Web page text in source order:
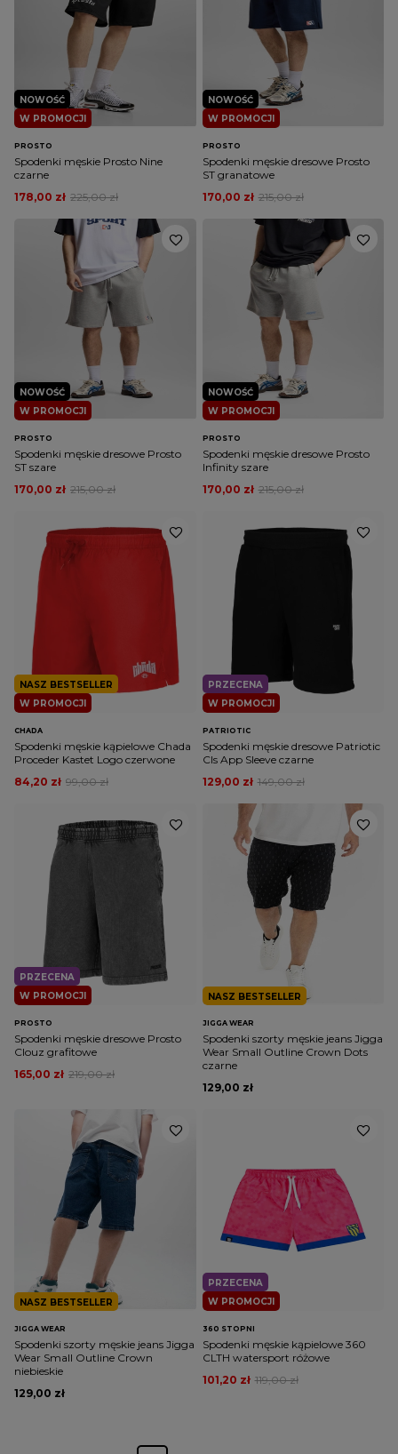
W PROMOCJI
NOWOŚĆ
PROSTO
Spodenki męskie Prosto Nine
czarne
225,00 zł
178,00 zł
W PROMOCJI
NOWOŚĆ
PROSTO
Spodenki męskie dresowe Prosto
ST granatowe
215,00 zł
170,00 zł
W PROMOCJI
NOWOŚĆ
PROSTO
Spodenki męskie dresowe Prosto
ST szare
215,00 zł
170,00 zł
W PROMOCJI
NOWOŚĆ
PROSTO
Spodenki męskie dresowe Prosto
Infinity szare
215,00 zł
170,00 zł
W PROMOCJI
NASZ BESTSELLER
CHADA
Spodenki męskie kąpielowe Chada
Proceder Kastet Logo czerwone
99,00 zł
84,20 zł
W PROMOCJI
PRZECENA
PATRIOTIC
Spodenki męskie dresowe Patriotic
Cls App Sleeve czarne
149,00 zł
129,00 zł
W PROMOCJI
PRZECENA
PROSTO
Spodenki męskie dresowe Prosto
Clouz grafitowe
219,00 zł
165,00 zł
NASZ BESTSELLER
JIGGA WEAR
Spodenki szorty męskie jeans Jigga
Wear Small Outline Crown Dots
czarne
129,00 zł
NASZ BESTSELLER
JIGGA WEAR
Spodenki szorty męskie jeans Jigga
Wear Small Outline Crown
niebieskie
129,00 zł
W PROMOCJI
PRZECENA
360 STOPNI
Spodenki męskie kąpielowe 360
CLTH watersport różowe
119,00 zł
101,20 zł